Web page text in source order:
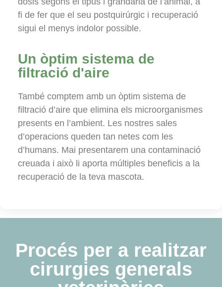
fi de fer que el seu postquirúrgic i recuperació
sigui el menys indolor possible.
Un òptim sistema de
filtració d'aire
També comptem amb un òptim sistema de
filtració d’aire que elimina els microorganismes
presents en l’ambient. Les nostres sales
d’operacions queden tan netes com les
d’humans. Mai presentarem una contaminació
creuada i això li aporta múltiples beneficis a la
recuperació de la teva mascota.
Procés per a realitzar
cirurgies generals